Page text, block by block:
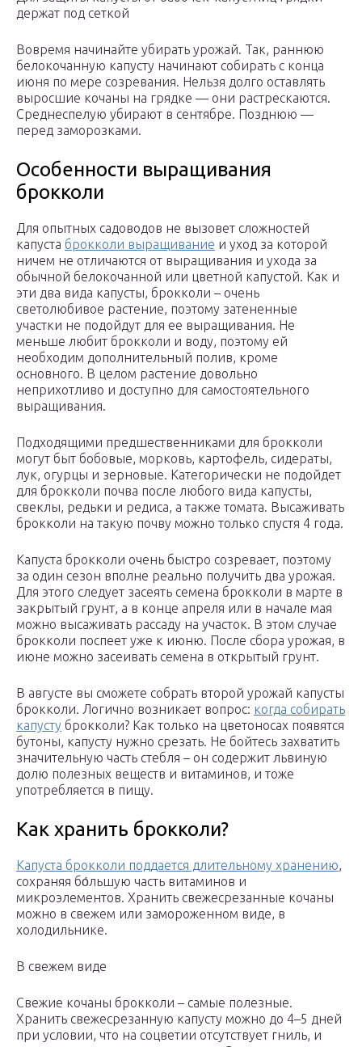
держат под сеткой
Вовремя начинайте убирать урожай. Так, раннюю
белокочанную капусту начинают собирать с конца
июня по мере созревания. Нельзя долго оставлять
выросшие кочаны на грядке — они растрескаются.
Среднеспелую убирают в сентябре. Позднюю —
перед заморозками.
Особенности выращивания
брокколи
Для опытных садоводов не вызовет сложностей
капуста брокколи выращивание и уход за которой
ничем не отличаются от выращивания и ухода за
обычной белокочанной или цветной капустой. Как и
эти два вида капусты, брокколи – очень
светолюбивое растение, поэтому затененные
участки не подойдут для ее выращивания. Не
меньше любит брокколи и воду, поэтому ей
необходим дополнительный полив, кроме
основного. В целом растение довольно
неприхотливо и доступно для самостоятельного
выращивания.
Подходящими предшественниками для брокколи
могут быт бобовые, морковь, картофель, сидераты,
лук, огурцы и зерновые. Категорически не подойдет
для брокколи почва после любого вида капусты,
свеклы, редьки и редиса, а также томата. Высаживать
брокколи на такую почву можно только спустя 4 года.
Капуста брокколи очень быстро созревает, поэтому
за один сезон вполне реально получить два урожая.
Для этого следует засеять семена брокколи в марте в
закрытый грунт, а в конце апреля или в начале мая
можно высаживать рассаду на участок. В этом случае
брокколи поспеет уже к июню. После сбора урожая, в
июне можно засеивать семена в открытый грунт.
В августе вы сможете собрать второй урожай капусты
брокколи. Логично возникает вопрос: когда собирать
капусту брокколи? Как только на цветоносах появятся
бутоны, капусту нужно срезать. Не бойтесь захватить
значительную часть стебля – он содержит львиную
долю полезных веществ и витаминов, и тоже
употребляется в пищу.
Как хранить брокколи?
Капуста брокколи поддается длительному хранению,
сохраняя бо́льшую часть витаминов и
микроэлементов. Хранить свежесрезанные кочаны
можно в свежем или замороженном виде, в
холодильнике.
В свежем виде
Свежие кочаны брокколи – самые полезные.
Хранить свежесрезанную капусту можно до 4–5 дней
при условии, что на соцветии отсутствует гниль, и